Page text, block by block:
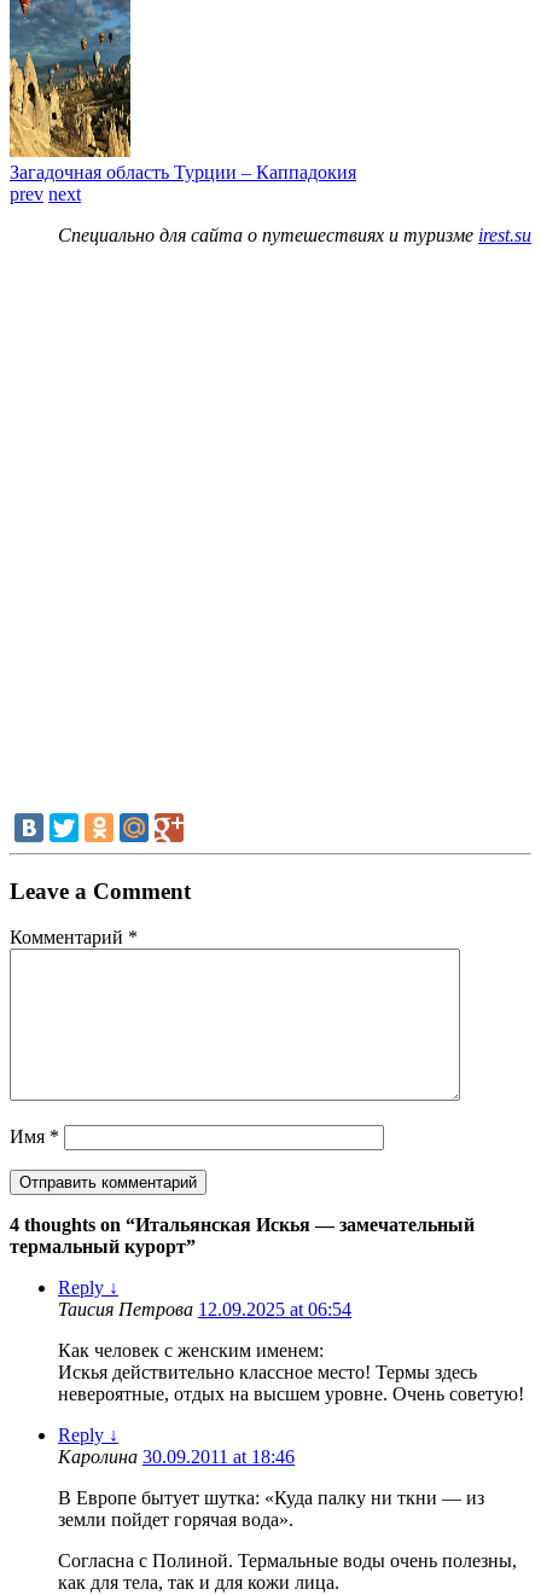
Загадочная область Турции – Каппадокия
prev next
Специально для сайта о путешествиях и туризме irest.su
Leave a Comment
Комментарий *
Имя *
4 thoughts on “Итальянская Искья — замечательный
термальный курорт”
Reply ↓
Таисия Петрова 12.09.2025 at 06:54
Как человек с женским именем:
Искья действительно классное место! Термы здесь
невероятные, отдых на высшем уровне. Очень советую!
Reply ↓
Каролина 30.09.2011 at 18:46
В Европе бытует шутка: «Куда палку ни ткни — из
земли пойдет горячая вода».
Согласна с Полиной. Термальные воды очень полезны,
как для тела, так и для кожи лица.